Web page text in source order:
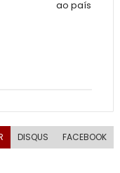
ao país
DISQUS FACEBOOK